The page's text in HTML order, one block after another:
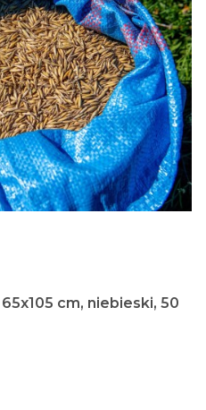
cm, niebieski, 50